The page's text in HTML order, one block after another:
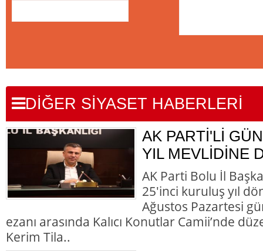
DİĞER SİYASET HABERLERİ
AK PARTİ'Lİ
YIL MEVLİDİNE
AK Parti Bolu İl
25'inci kuruluş yıl
Ağustos Pazartesi
ezanı arasında Kalıcı Konutlar Camii’nde
Kerim Tila..